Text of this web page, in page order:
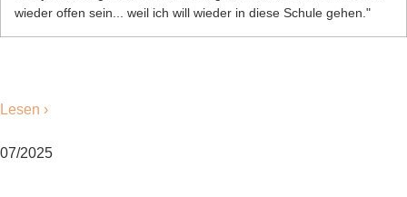
wieder offen sein... weil ich will wieder in diese Schule gehen."
Lesen ›
07/2025